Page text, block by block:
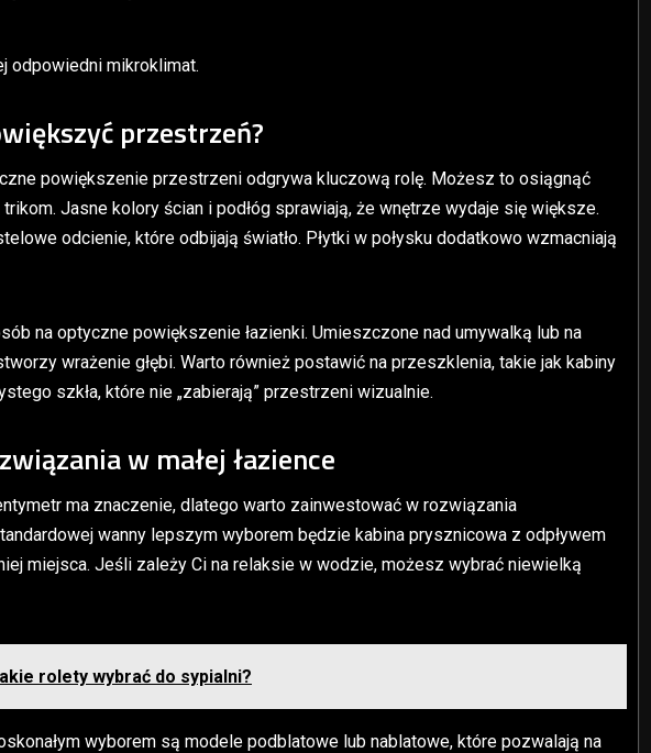
odpowiedni mikroklimat.
przestrzeń?
powiększenie przestrzeni odgrywa kluczową rolę. Możesz to osiągnąć
Jasne kolory ścian i podłóg sprawiają, że wnętrze wydaje się większe.
odcienie, które odbijają światło. Płytki w połysku dodatkowo wzmacniają
na optyczne powiększenie łazienki. Umieszczone nad umywalką lub na
wrażenie głębi. Warto również postawić na przeszklenia, takie jak kabiny
szkła, które nie „zabierają” przestrzeni wizualnie.
w małej łazience
ma znaczenie, dlatego warto zainwestować w rozwiązania
wanny lepszym wyborem będzie kabina prysznicowa z odpływem
miejsca. Jeśli zależy Ci na relaksie w wodzie, możesz wybrać niewielką
rolety wybrać do sypialni?
wyborem są modele podblatowe lub nablatowe, które pozwalają na